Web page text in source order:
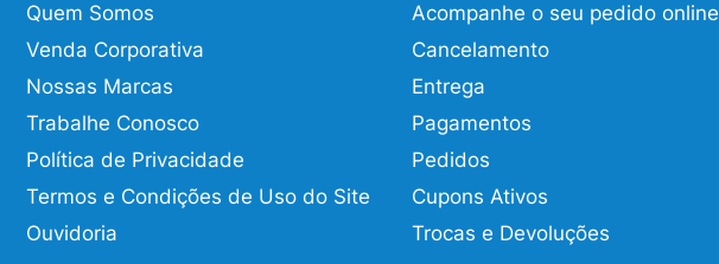
Quem Somos
Venda Corporativa
Nossas Marcas
Trabalhe Conosco
Política de Privacidade
Termos e Condições de Uso do Site
Ouvidoria
Acompanhe o seu pedido online
Cancelamento
Entrega
Pagamentos
Pedidos
Cupons Ativos
Trocas e Devoluções